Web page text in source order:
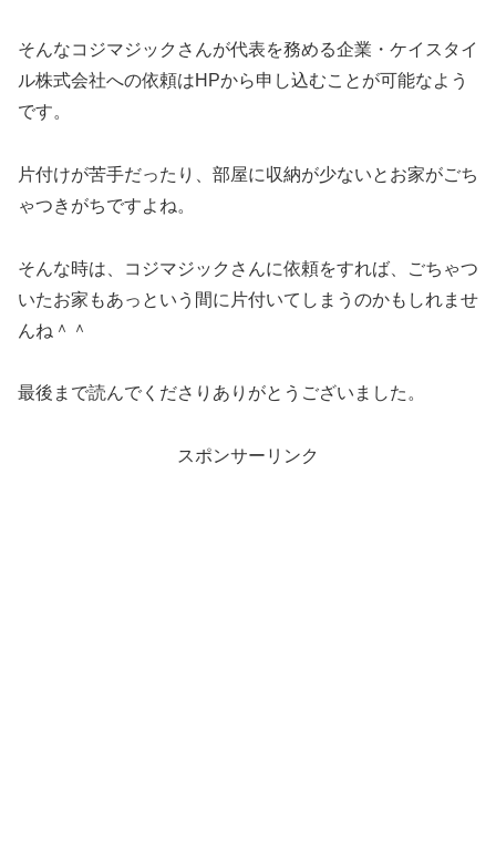
そんなコジマジックさんが代表を務める企業・ケイスタイ
ル株式会社への依頼はHPから申し込むことが可能なよう
です。
片付けが苦手だったり、部屋に収納が少ないとお家がごち
ゃつきがちですよね。
そんな時は、コジマジックさんに依頼をすれば、ごちゃつ
いたお家もあっという間に片付いてしまうのかもしれませ
んね＾＾
最後まで読んでくださりありがとうございました。
スポンサーリンク